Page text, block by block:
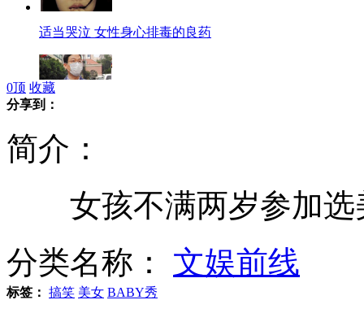
适当哭泣 女性身心排毒的良药
日自卫队员持枪亮相东京街头
日媒曝光金正恩生母高英姬照片
0顶 收藏
分享到：
简介：
女孩不满两岁参加选
分类名称： 文娱前线
标签： 搞笑 美女 BABY秀